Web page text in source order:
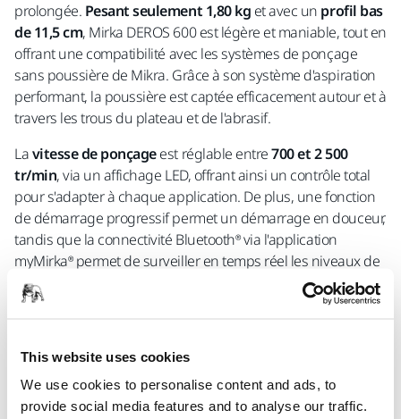
This website uses cookies
We use cookies to personalise content and ads, to
provide social media features and to analyse our traffic.
prolongée. Pesant seulement 1,80 kg et avec un profil bas
de 11,5 cm, Mirka DEROS 600 est légère et maniable, tout en
offrant une compatibilité avec les systèmes de ponçage
sans poussière de Mikra. Grâce à son système d'aspiration
performant, la poussière est captée efficacement autour et à
travers les trous du plateau et de l'abrasif.
Lavitesse de ponçageest réglable entre700 et 2 500
tr/min, via un affichage LED, offrant ainsi un contrôle total
pour s'adapter à chaque application. De plus, une fonction
de démarrage progressif permet un démarrage en douceur,
tandis que la connectivité Bluetooth® via l'application
myMirka® permet de surveiller en temps réel les niveaux de
vibration, garantissant un confort d'utilisation optimal.
la poussière vers les canaux d'extraction, optimisant ainsi la
propreté et l'efficacité du travail.